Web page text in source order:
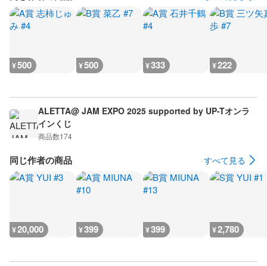
¥500 ¥500 ¥333 ¥222
ALETTA@ JAM EXPO 2025 supported by UP-Tオンラ
インくじ
商品数174
同じ作者の商品 すべて見る
¥20,000 ¥399 ¥399 ¥2,780